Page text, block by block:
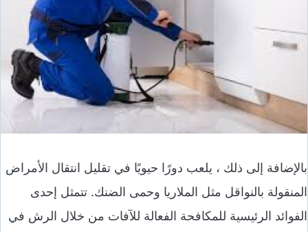
بالإضافة إلى ذلك ، يلعب دورًا حيويًا في تقليل انتقال الأمراض
المنقولة بالنواقل مثل الملاريا وحمى الضنك. تتمثل إحدى
الفوائد الرئيسية للمكافحة الفعالة للآفات من خلال الرش في